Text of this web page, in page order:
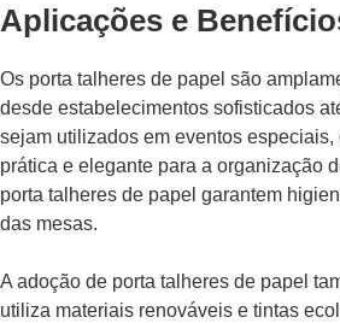
Aplicações e
Os porta talheres de papel são
desde estabelecimentos sofisticados
sejam utilizados em eventos
prática e elegante para a organização
porta talheres de papel garantem
das mesas.
A adoção de porta talheres de papel
utiliza materiais renováveis e tintas